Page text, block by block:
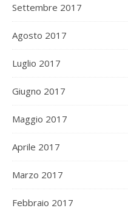
Settembre 2017
Agosto 2017
Luglio 2017
Giugno 2017
Maggio 2017
Aprile 2017
Marzo 2017
Febbraio 2017